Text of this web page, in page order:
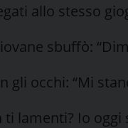
allo stesso
sbuffò:
gli occhi: “Mi
ti lamenti? Io